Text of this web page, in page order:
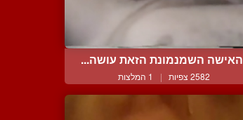
האישה השמנמונת הזאת עושה...
2582 צפיות | 1 המלצות